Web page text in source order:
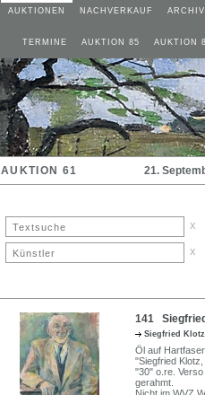
AUKTIONEN NACHVERKAUF ARCHIV
TERMINE AUKTION 85 AUKTION
AUKTION 61 21.
x
x
141
Siegfried
Öl auf
"Siegfried
"30" o.re.
gerahmt.